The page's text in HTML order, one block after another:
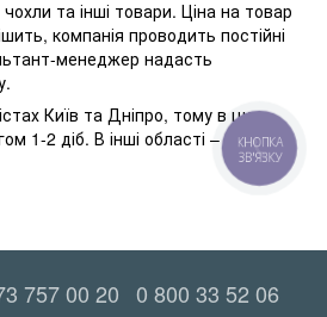
та інші товари. Ціна на товар
компанія проводить постійні
менеджер надасть
Київ та Дніпро, тому в цих
1-2 діб. В інші області – до 5
757 00 20 0 800 33 52 06
КНОПКА
ЗВ'ЯЗКУ